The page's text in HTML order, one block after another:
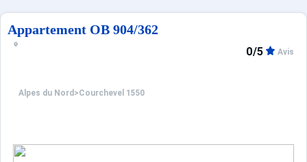
Appartement OB 904/362
Alpes du Nord >Courchevel 1550
0/5 Avis